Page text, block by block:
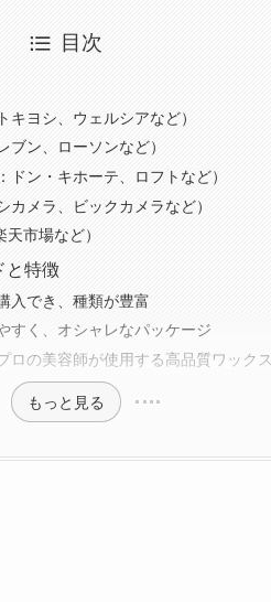
目次
ヨシ、ウェルシアなど）
ン、ローソンなど）
ン・キホーテ、ロフトなど）
メラ、ビックカメラなど）
市場など）
と特徴
入でき、種類が豊富
く、オシャレなパッケージ
の美容師が使用する高品質ワックス
もっと見る